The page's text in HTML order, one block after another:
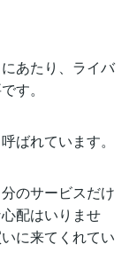
あたり、ライバ
す。
ばれています。
のサービスだけ
配はいりませ
に来てくれてい